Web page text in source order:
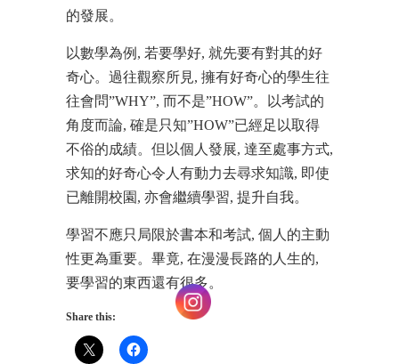
的發展。
以數學為例, 若要學好, 就先要有對其的好
奇心。過往觀察所見, 擁有好奇心的學生往
往會問”WHY”, 而不是”HOW”。以考試的
角度而論, 確是只知”HOW”已經足以取得
不俗的成績。但以個人發展, 達至處事方式,
求知的好奇心令人有動力去尋求知識, 即使
已離開校園, 亦會繼續學習, 提升自我。
學習不應只局限於書本和考試, 個人的主動
性更為重要。畢竟, 在漫漫長路的人生的,
要學習的東西還有很多。
Share this: